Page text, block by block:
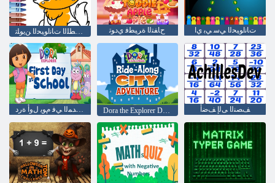
ﺡﺎﻔﺘﻟﺍ ﺓﺮﻴﻄﻓ ﻱﺩﻮﺗ ﺕﺎﻧﺍﻮﻴﺤﻟﺍ ﻲﺳ ﻲﺑ ﻱﺍ
ﺔﺳﺭﺪﻤﻟﺍ ﻲﻓ ﺔﺳﺭﺪﻤﻟﺍ ﻲﻓ ﺔﺳﺭﺪﻤﻟﺍ ﻲﻓ ﻡﻮﻳ ﻝﻭﺃ ﺓﺭﺩ Dora the Explorer Dora's Ride-Along City Adventure ﻒﺼﻨﻟﺍ ﻰﻟﺇ ﻒﺿﺃ